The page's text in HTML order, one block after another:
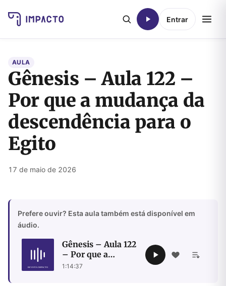
Entrar
AULA
Gênesis – Aula 122 –
Por que a mudança da
descendência para o
Egito
17 de maio de 2026
Prefere ouvir? Esta aula também está disponível em
áudio.
Gênesis – Aula 122
– Por que a
mudança da
1:14:37